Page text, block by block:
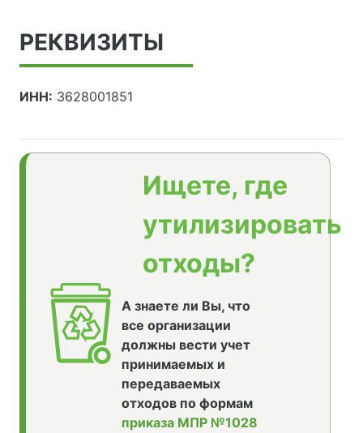
РЕКВИЗИТЫ
ИНН: 3628001851
Ищете, где
утилизировать
отходы?
А знаете ли Вы, что
все организации
должны вести учет
принимаемых и
передаваемых
отходов по формам
приказа МПР №1028